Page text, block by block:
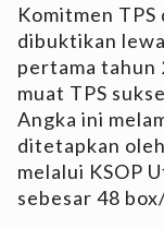
Komitmen
dibuktikan
pertama tahun
muat TPS
Angka ini
ditetapkan
melalui KSOP
sebesar 48